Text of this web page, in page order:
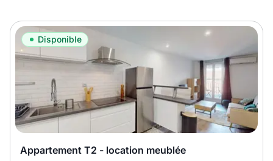
Montant du loyer
€
Disponible
Appartement T2 - location meublée